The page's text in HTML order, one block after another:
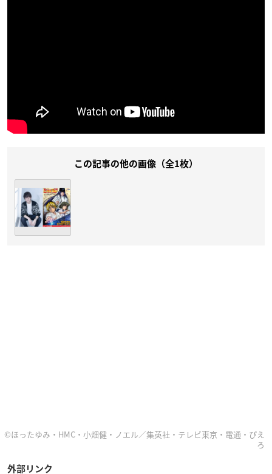
この記事の他の画像（全1枚）
©ほったゆみ・HMC・小畑健・ノエル／集英社・テレビ東京・電通・ぴえ
ろ
外部リンク